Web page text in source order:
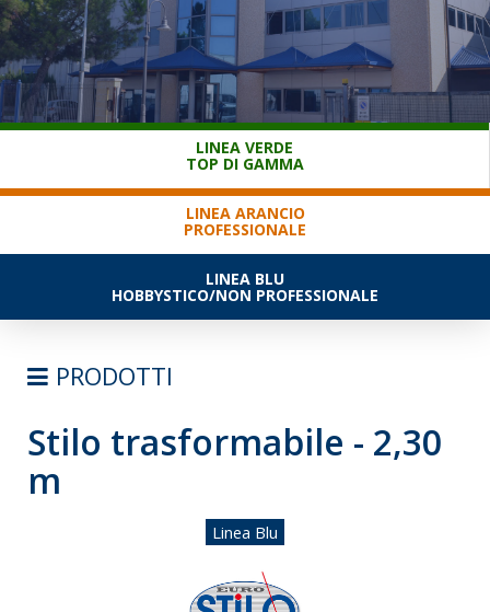
MEDIA
DOWNLOAD
SERVIZIO CLIENTI
LINEA VERDE
TOP DI GAMMA
LINEA ARANCIO
PROFESSIONALE
LINEA BLU
HOBBYSTICO/NON PROFESSIONALE
PRODOTTI
SCALE
SEMPLICI D'APPOGGIO
Stilo trasformabile - 2,30
m
Linea Blu